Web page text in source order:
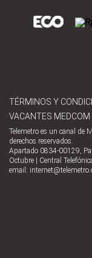
TÉRMINOS Y
VACANTES MEDCOM
Telemetro es un canal de
derechos reservados.
Apartado 0834-00129,
Octubre | Central
email: